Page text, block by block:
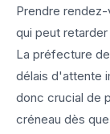
Prendre
qui peut
La préfecture
délais d'attente
donc crucial de
créneau dès